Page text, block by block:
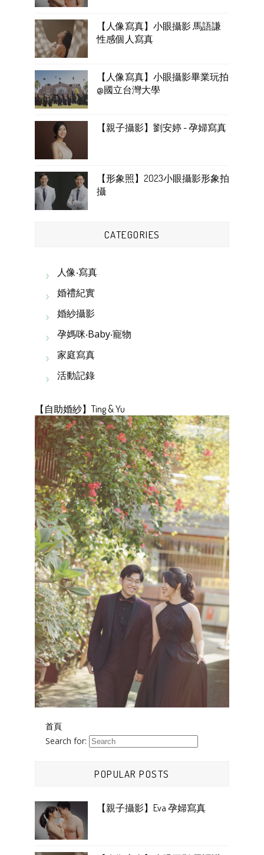
【人像寫真】小眼攝影 馬語謙
性感個人寫真
【人像寫真】小眼攝影畢業玩拍
@國立台灣大學
【親子攝影】劉安婷 - 孕婦寫真
【形象照】2023小眼攝影形象拍
攝
CATEGORIES
人像‧寫真
婚禮紀實
婚紗攝影
孕媽咪‧Baby‧寵物
家庭寫真
活動記錄
【自助婚紗】Ting & Yu
首頁
Search for:
POPULAR POSTS
【親子攝影】Eva 孕婦寫真